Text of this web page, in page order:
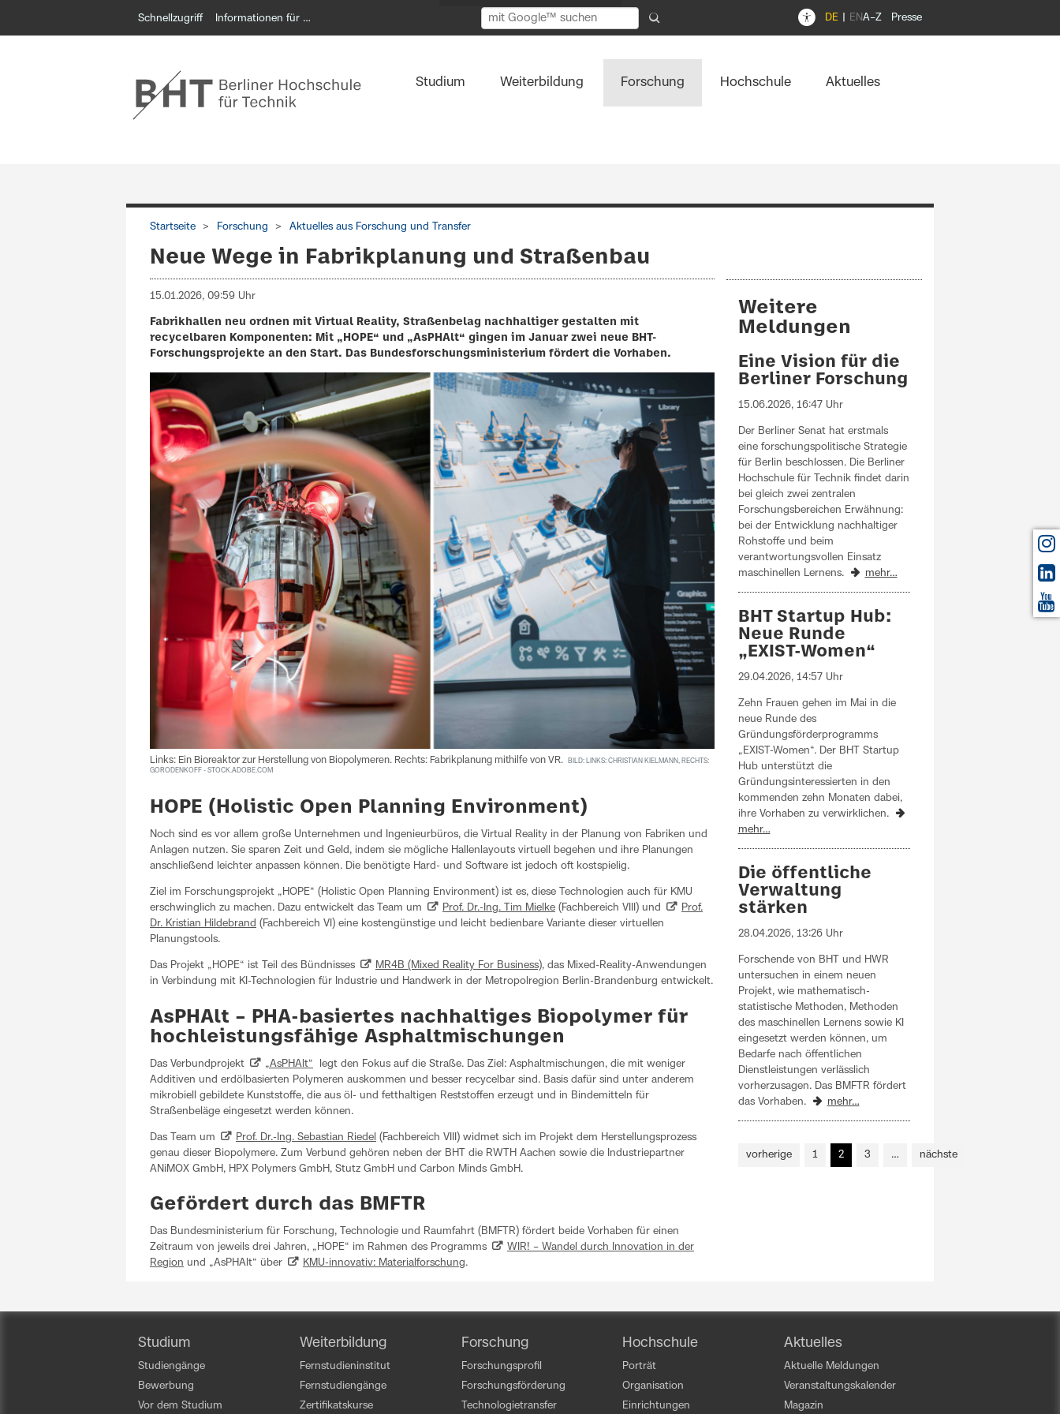
Schnellzugriff Informationen für … A–Z Presse
DE EN
Studium Weiterbildung Forschung Hochschule Aktuelles
Startseite Forschung Aktuelles aus Forschung und Transfer
Neue Wege in Fabrikplanung und Straßenbau
15.01.2026, 09:59 Uhr
Fabrikhallen neu ordnen mit Virtual Reality, Straßenbelag nachhaltiger gestalten mit
recycelbaren Komponenten: Mit „HOPE“ und „AsPHAlt“ gingen im Januar zwei neue BHT-
Forschungsprojekte an den Start. Das Bundesforschungsministerium fördert die Vorhaben.
Links: Ein Bioreaktor zur Herstellung von Biopolymeren. Rechts: Fabrikplanung mithilfe von VR.
BILD: LINKS: CHRISTIAN KIELMANN, RECHTS:
GORODENKOFF - STOCK.ADOBE.COM
HOPE (Holistic Open Planning Environment)
Noch sind es vor allem große Unternehmen und Ingenieurbüros, die Virtual Reality in der Planung von Fabriken und
Anlagen nutzen. Sie sparen Zeit und Geld, indem sie mögliche Hallenlayouts virtuell begehen und ihre Planungen
anschließend leichter anpassen können. Die benötigte Hard- und Software ist jedoch oft kostspielig.
Ziel im Forschungsprojekt „HOPE“ (Holistic Open Planning Environment) ist es, diese Technologien auch für KMU
erschwinglich zu machen. Dazu entwickelt das Team um
Prof. Dr.-Ing. Tim Mielke (Fachbereich VIII) und
Prof.
Dr. Kristian Hildebrand (Fachbereich VI) eine kostengünstige und leicht bedienbare Variante dieser virtuellen
Planungstools.
Das Projekt „HOPE“ ist Teil des Bündnisses MR4B (Mixed Reality For Business), das Mixed-Reality-Anwendungen
in Verbindung mit KI-Technologien für Industrie und Handwerk in der Metropolregion Berlin-Brandenburg entwickelt.
AsPHAlt – PHA-basiertes nachhaltiges Biopolymer für
hochleistungsfähige Asphaltmischungen
Das Verbundprojekt „AsPHAlt“ legt den Fokus auf die Straße. Das Ziel: Asphaltmischungen, die mit weniger
Additiven und erdölbasierten Polymeren auskommen und besser recycelbar sind. Basis dafür sind unter anderem
mikrobiell gebildete Kunststoffe, die aus öl- und fetthaltigen Reststoffen erzeugt und in Bindemitteln für
Straßenbeläge eingesetzt werden können.
Das Team um Prof. Dr.-Ing. Sebastian Riedel (Fachbereich VIII) widmet sich im Projekt dem Herstellungsprozess
genau dieser Biopolymere. Zum Verbund gehören neben der BHT die RWTH Aachen sowie die Industriepartner
ANiMOX GmbH, HPX Polymers GmbH, Stutz GmbH und Carbon Minds GmbH.
Gefördert durch das BMFTR
Das Bundesministerium für Forschung, Technologie und Raumfahrt (BMFTR) fördert beide Vorhaben für einen
Zeitraum von jeweils drei Jahren, „HOPE“ im Rahmen des Programms
WIR! – Wandel durch Innovation in der
Region und „AsPHAlt“ über KMU-innovativ: Materialforschung.
Weitere
Meldungen
Eine Vision für die
Berliner Forschung
15.06.2026, 16:47 Uhr
Der Berliner Senat hat erstmals
eine forschungspolitische Strategie
für Berlin beschlossen. Die Berliner
Hochschule für Technik findet darin
bei gleich zwei zentralen
Forschungsbereichen Erwähnung:
bei der Entwicklung nachhaltiger
Rohstoffe und beim
verantwortungsvollen Einsatz
maschinellen Lernens.
mehr…
BHT Startup Hub:
Neue Runde
„EXIST-Women“
29.04.2026, 14:57 Uhr
Zehn Frauen gehen im Mai in die
neue Runde des
Gründungsförderprogramms
„EXIST-Women“. Der BHT Startup
Hub unterstützt die
Gründungsinteressierten in den
kommenden zehn Monaten dabei,
ihre Vorhaben zu verwirklichen.
mehr…
Die öffentliche
Verwaltung
stärken
28.04.2026, 13:26 Uhr
Forschende von BHT und HWR
untersuchen in einem neuen
Projekt, wie mathematisch-
statistische Methoden, Methoden
des maschinellen Lernens sowie KI
eingesetzt werden können, um
Bedarfe nach öffentlichen
Dienstleistungen verlässlich
vorherzusagen. Das BMFTR fördert
das Vorhaben.
mehr…
vorherige 1 2 3 … nächste
Studium
Studiengänge
Bewerbung
Vor dem Studium
Weiterbildung
Fernstudieninstitut
Fernstudiengänge
Zertifikatskurse
Forschung
Forschungsprofil
Forschungsförderung
Technologietransfer
Hochschule
Porträt
Organisation
Einrichtungen
Aktuelles
Aktuelle Meldungen
Veranstaltungskalender
Magazin